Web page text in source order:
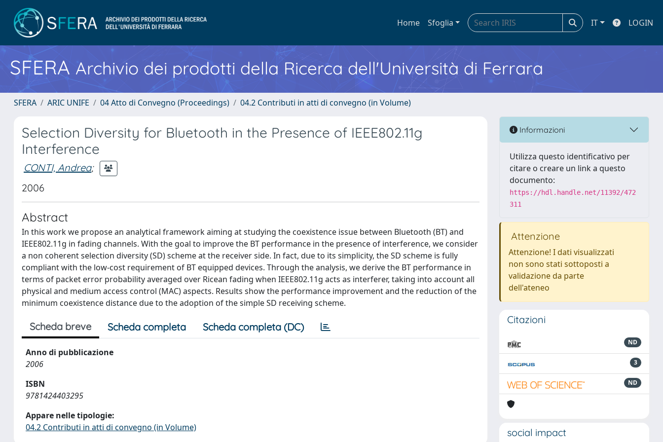
Home Sfoglia IT LOGIN
SFERA Archivio dei prodotti della Ricerca dell'Università di Ferrara
SFERA ARIC UNIFE 04 Atto di Convegno (Proceedings) 04.2 Contributi in atti di convegno (in Volume)
Selection Diversity for Bluetooth in the Presence of IEEE802.11g
Interference
CONTI, Andrea;
2006
Abstract
In this work we propose an analytical framework aiming at studying the coexistence issue between Bluetooth (BT) and
IEEE802.11g in fading channels. With the goal to improve the BT performance in the presence of interference, we consider
a non coherent selection diversity (SD) scheme at the receiver side. In fact, due to its simplicity, the SD scheme is fully
compliant with the low-cost requirement of BT equipped devices. Through the analysis, we derive the BT performance in
terms of packet error probability averaged over Ricean fading when IEEE802.11g acts as interferer, taking into account all
physical and medium access control (MAC) aspects. Results show the performance improvement and the reduction of the
minimum coexistence distance due to the adoption of the simple SD receiving scheme.
Scheda breve Scheda completa Scheda completa (DC)
Anno di pubblicazione
2006
ISBN
9781424403295
Appare nelle tipologie:
04.2 Contributi in atti di convegno (in Volume)
Informazioni
Utilizza questo identificativo per
citare o creare un link a questo
documento:
https://hdl.handle.net/11392/472
311
Attenzione
Attenzione! I dati visualizzati
non sono stati sottoposti a
validazione da parte
dell'ateneo
Citazioni
ND
3
ND
social impact